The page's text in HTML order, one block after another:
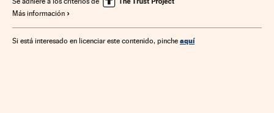
Más información
Si está interesado en licenciar este contenido, pinche aquí